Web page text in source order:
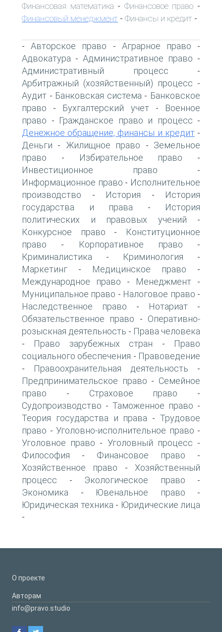
Финансовая математика - Финансовое право -
Финансовый менеджмент - Финансы и кредит -
-Авторское право - Аграрное право -
Адвокатура - Административное право -
Административный процесс -
Арбитражный (хозяйственный) процесс -
Аудит - Банковская система - Банковское
право - Бухгалтерский учет-
Военное
право - Гражданское право и процесс -
Денежное обращение, финансы и кредит-
Деньги - Жилищное право - Земельное
право - Избирательное право -
Инвестиционное право -
Информационное право - Исполнительное
производство - История -
История
государства и права -
История
политических и правовых учений -
Конкурсное право -
Конституционное
право - Корпоративное право -
Криминалистика - Криминология -
Маркетинг - Медицинское право -
Международное право - Менеджмент -
Муниципальное право - Налоговое право -
Наследственное право - Нотариат -
Обязательственное право - Оперативно-
розыскная деятельность - Права человека
- Право зарубежных стран -
Право
социального обеспечения - Правоведение
- Правоохранительная деятельность -
Предпринимательское право - Семейное
право - Страховое право -
Судопроизводство - Таможенное право -
Теория государства и права -Трудовое
право - Уголовно-исполнительное право -
Уголовное право - Уголовный процесс -
Философия - Финансовое право -
Хозяйственное право - Хозяйственный
процесс - Экологическое право -
Экономика - Ювенальное право -
Юридическая техника - Юридические лица
-
О проекте
Авторам
info@pravo.studio